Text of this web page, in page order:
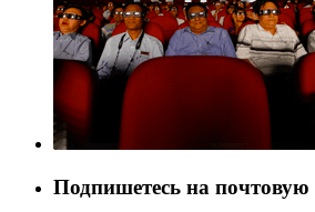
Подпишетесь на почтовую